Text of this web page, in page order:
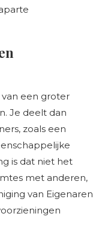
een groter
Je deelt dan
zoals een
is dat niet het
met anderen,
van Eigenaren